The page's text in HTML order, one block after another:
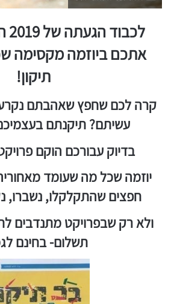
אתכם ביוזמה מקסימה
תיקון!
קרה לכם שחפץ שאהבתם
עשיתם? תיקנתם
בדיוק עבורכם הוקם
יוזמה שכל מה שעומד
חפצים שהתקלקלו, נשברו,
ולא רק שבפרויקט מתנדבים
תשלום- בחינם